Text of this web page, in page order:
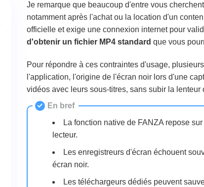
Je remarque que beaucoup d'entre vous
notamment après l'achat ou la location d'un
officielle et exige une connexion internet pour
d'obtenir un fichier MP4 standard que vous
Pour répondre à ces contraintes d'usage,
l'application, l'origine de l'écran noir lors d'une
vidéos avec leurs sous-titres, sans subir la lenteur
En bref
La fonction native de FANZA repose
lecteur.
Les enregistreurs d'écran échouent
écran noir.
Les téléchargeurs dédiés peuvent